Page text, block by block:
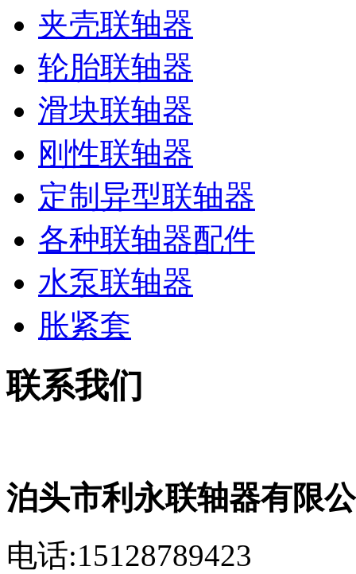
夹壳联轴器
轮胎联轴器
滑块联轴器
刚性联轴器
定制异型联轴器
各种联轴器配件
水泵联轴器
胀紧套
联系我们
泊头市利永联轴器有限
电话:15128789423